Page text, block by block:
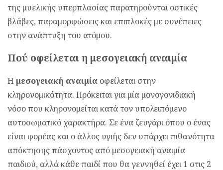
της μυελικής υπερπλασίας παρατηρούνται οστικές
βλάβες, παραμορφώσεις και επιπλοκές με συνέπειες
στην ανάπτυξη του ατόμου.
Πού οφείλεται η μεσογειακή αναιμία
Η μεσογειακή αναιμία οφείλεται στην
κληρονομικότητα. Πρόκειται για μία μονογονιδιακή
νόσο που κληρονομείται κατά τον υπολειπόμενο
αυτοσωματικό χαρακτήρα. Σε ένα ζευγάρι όπου ο ένας
είναι φορέας και ο άλλος υγιής δεν υπάρχει πιθανότητα
απόκτησης πάσχοντος από μεσογειακή αναιμία
παιδιού, αλλά κάθε παιδί που θα γεννηθεί έχει 1 στις 2